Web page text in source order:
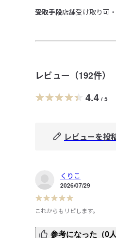
受取手段店舗受け取り可
レビュー（192件）
4.4 / 5
レビューを投
くりこ
2026/07/29
これからもリピします。
今まで文房具専門のメー
参考になった（0人